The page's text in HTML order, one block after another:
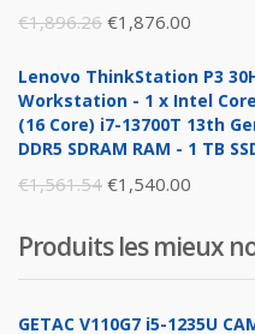
€1,896.26 Original
was:
€1,896.26.
€1,876.00
is:
Lenovo ThinkStation P3
Workstation - 1 x Intel
(16 Core) i7-13700T 13th
DDR5 SDRAM RAM - 1 TB
€1,561.54 Original
was:
€1,561.54.
€1,540.00
is:
Produits les mieux
GETAC V110G7 i5-1235U